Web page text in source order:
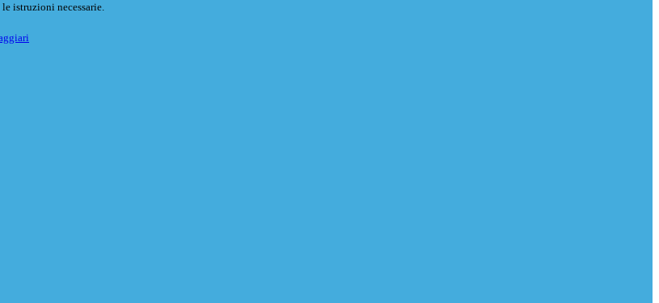
istruzioni necessarie.